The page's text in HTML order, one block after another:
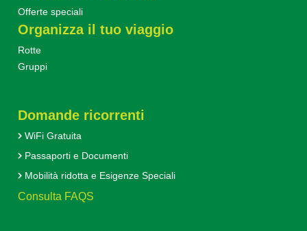
Offerte speciali
Organizza il tuo viaggio
Rotte
Gruppi
Domande ricorrenti
WiFi Gratuita
Passaporti e Documenti
Mobilità ridotta e Esigenze Speciali
Consulta FAQS